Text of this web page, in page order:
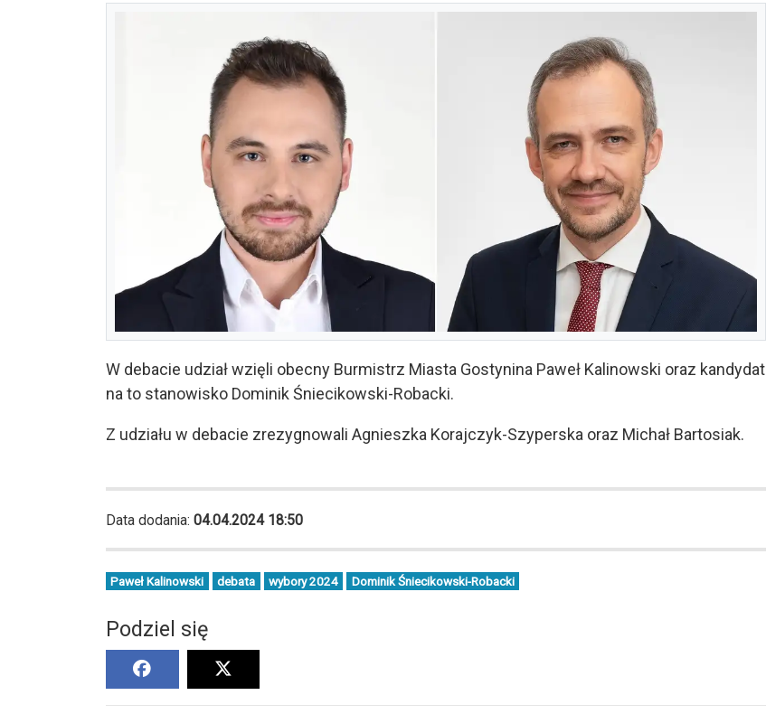
W debacie udział wzięli obecny Burmistrz Miasta Gostynina Paweł Kalinowski oraz kandydat
na to stanowisko Dominik Śniecikowski-Robacki.
Z udziału w debacie zrezygnowali Agnieszka Korajczyk-Szyperska oraz Michał Bartosiak.
Data dodania: 04.04.2024 18:50
Paweł Kalinowski debata wybory 2024 Dominik Śniecikowski-Robacki
Podziel się